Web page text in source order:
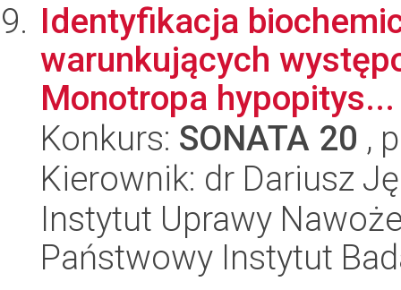
Identyfikacja
warunkujących
Monotropa hypopitys...
Konkurs: SONATA 20 ,
Kierownik: dr Dariusz
Instytut Uprawy
Państwowy Instytut